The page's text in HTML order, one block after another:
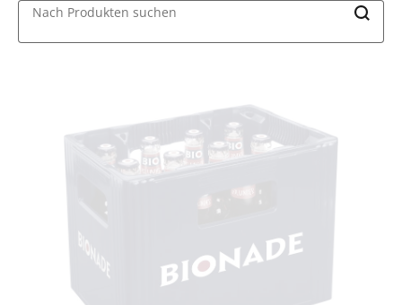
Nach Produkten suchen